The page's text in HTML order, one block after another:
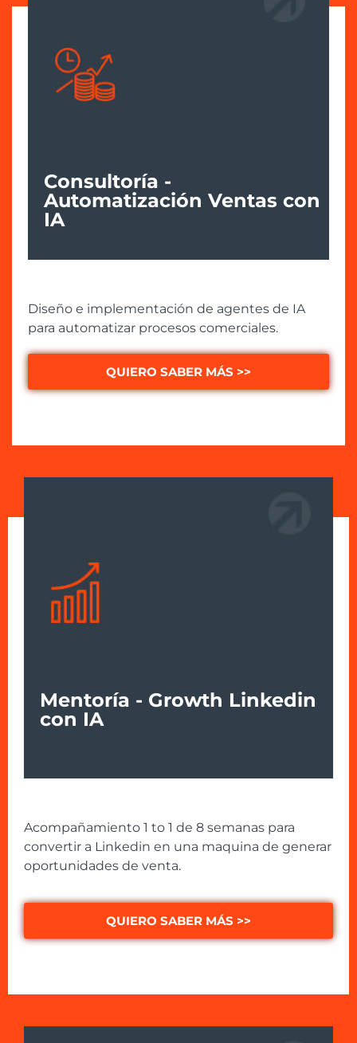
Consultoría -
Automatización Ventas con
IA
Diseño e implementación de agentes de IA
para automatizar procesos comerciales.
QUIERO SABER MÁS >>
Mentoría - Growth Linkedin
con IA
Acompañamiento 1 to 1 de 8 semanas para
convertir a Linkedin en una maquina de generar
oportunidades de venta.
QUIERO SABER MÁS >>